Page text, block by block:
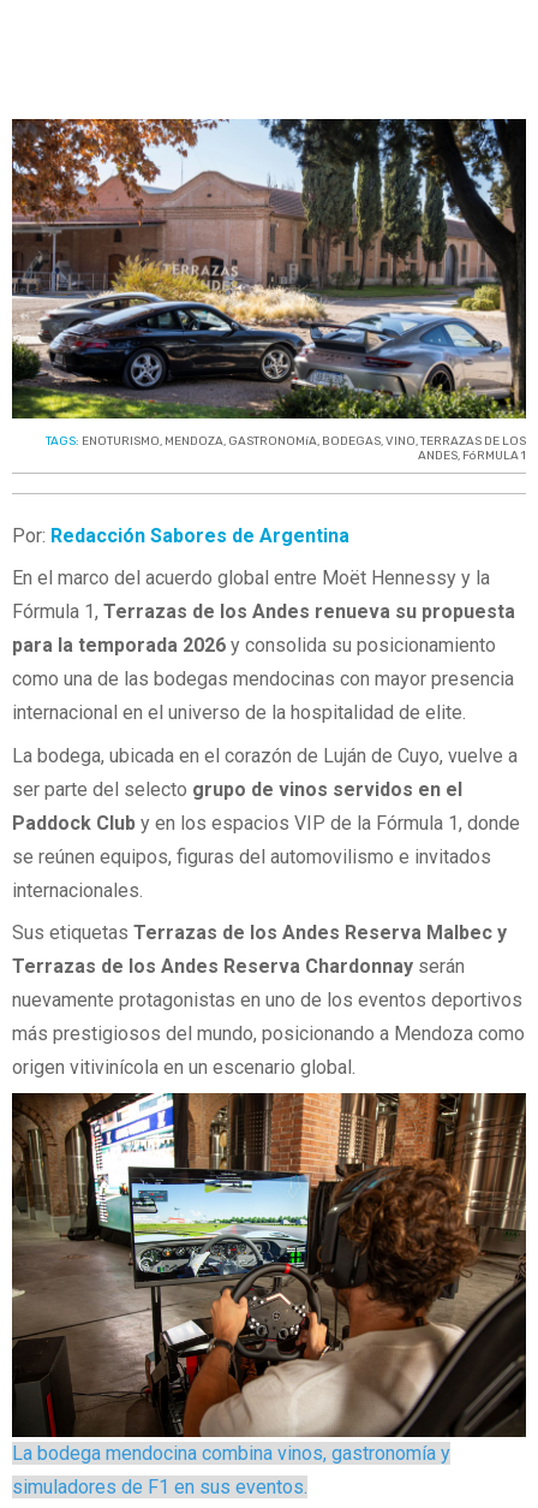
TAGS: ENOTURISMO, MENDOZA, GASTRONOMíA, BODEGAS,VINO,TERRAZAS DE LOS
ANDES, FóRMULA 1
Por: Redacción Sabores de Argentina
En el marco del acuerdo global entre Moët Hennessy y la
Fórmula 1, Terrazas de los Andes renueva su propuesta
para la temporada 2026 y consolida su posicionamiento
como una de las bodegas mendocinas con mayor presencia
internacional en el universo de la hospitalidad de elite.
La bodega, ubicada en el corazón de Luján de Cuyo, vuelve a
ser parte del selecto grupo de vinos servidos en el
Paddock Club y en los espacios VIP de la Fórmula 1, donde
se reúnen equipos, figuras del automovilismo e invitados
internacionales.
Sus etiquetas Terrazas de los Andes Reserva Malbec y
Terrazas de los Andes Reserva Chardonnay serán
nuevamente protagonistas en uno de los eventos deportivos
más prestigiosos del mundo, posicionando a Mendoza como
origen vitivinícola en un escenario global.
La bodega mendocina combina vinos, gastronomía y
simuladores de F1 en sus eventos.